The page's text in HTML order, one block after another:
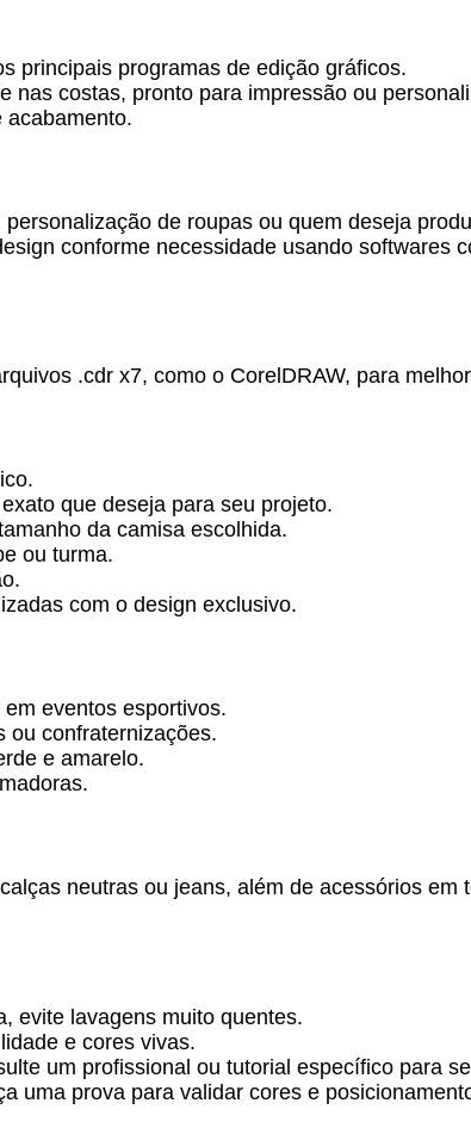
principais programas de edição gráficos.
nas costas, pronto para impressão ou
acabamento.
de roupas ou quem deseja
conforme necessidade usando softwares
.cdr x7, como o CorelDRAW, para
que deseja para seu projeto.
da camisa escolhida.
ou turma.
com o design exclusivo.
eventos esportivos.
ou confraternizações.
e amarelo.
neutras ou jeans, além de acessórios
evite lavagens muito quentes.
e cores vivas.
um profissional ou tutorial específico para
uma prova para validar cores e